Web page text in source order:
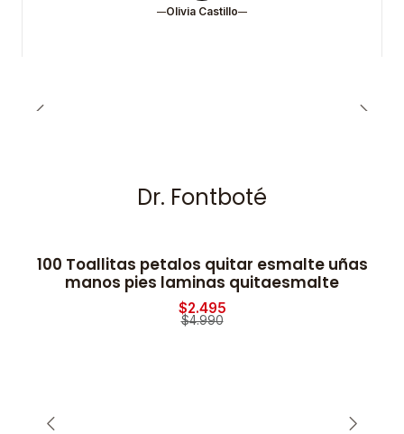
Olivia Castillo
Dr. Fontboté
-50% OFF
100 Toallitas petalos quitar esmalte uñas
manos pies laminas quitaesmalte
$2.495
$4.990